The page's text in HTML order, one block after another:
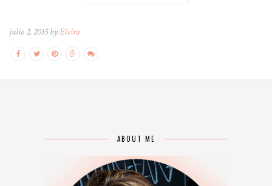
julio 2, 2015 byElvira
ABOUT ME